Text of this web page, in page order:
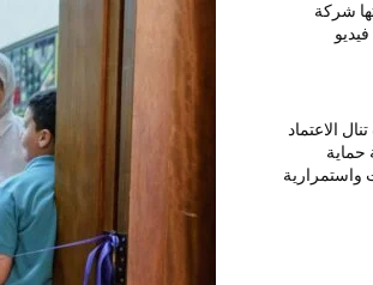
شركة
الاعتماد
حماية
واستمرارية